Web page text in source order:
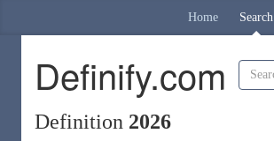
Home Search
Definify.com
Definition 2026